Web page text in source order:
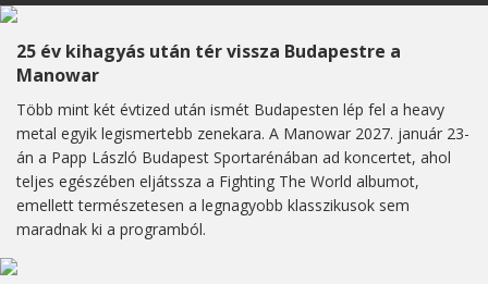
25 év kihagyás után tér vissza Budapestre a
Manowar
Több mint két évtized után ismét Budapesten lép fel a heavy
metal egyik legismertebb zenekara. A Manowar 2027. január 23-
án a Papp László Budapest Sportarénában ad koncertet, ahol
teljes egészében eljátssza a Fighting The World albumot,
emellett természetesen a legnagyobb klasszikusok sem
maradnak ki a programból.